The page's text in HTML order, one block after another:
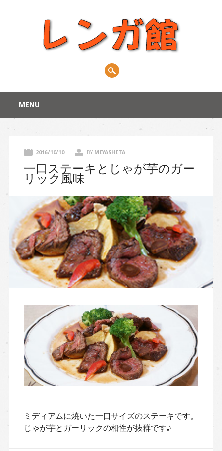
Main menu
content
MENU
2016/10/10 BY MIYASHITA
一口ステーキとじゃが芋のガー
リック風味
ミディアムに焼いた一口サイズのステーキです。
じゃが芋とガーリックの相性が抜群です♪